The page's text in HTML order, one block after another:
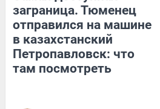
заграница. Тюменец
отправился на машине
в казахстанский
Петропавловск: что
там посмотреть